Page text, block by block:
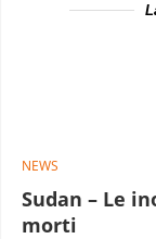
NEWS
Sudan – Le
morti